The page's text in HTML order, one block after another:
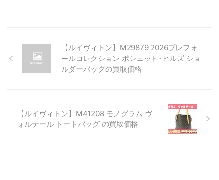
【ルイヴィトン】M29879 2026プレフォ
ールコレクション ポシェット･ヒルズ ショ
ルダーバッグの買取価格
【ルイヴィトン】M41208 モノグラム ヴ
ォルテール トートバッグ の買取価格